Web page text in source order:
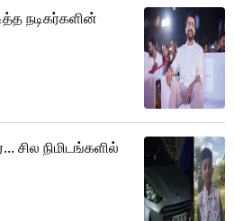
நடிகர்களின்
சில நிமிடங்களில்